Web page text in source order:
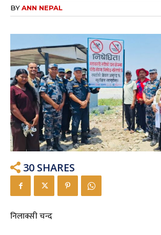
BYANN NEPAL
30 SHARES
निलाक्सी चन्द